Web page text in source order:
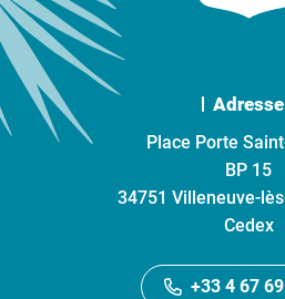
Adresse
Place Porte
BP 15
34751 Villeneuve-
Cedex
+33 4 67